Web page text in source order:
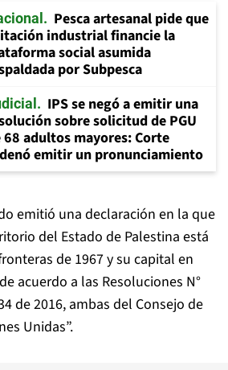
Pesca artesanal pide que
industrial financie la
social asumida
por Subpesca
IPS se negó a emitir una
sobre solicitud de PGU
68 adultos mayores: Corte
emitir un pronunciamiento
emitió una declaración en la que
del Estado de Palestina está
de 1967 y su capital en
acuerdo a las Resoluciones N°
de 2016, ambas del Consejo de
Unidas”.